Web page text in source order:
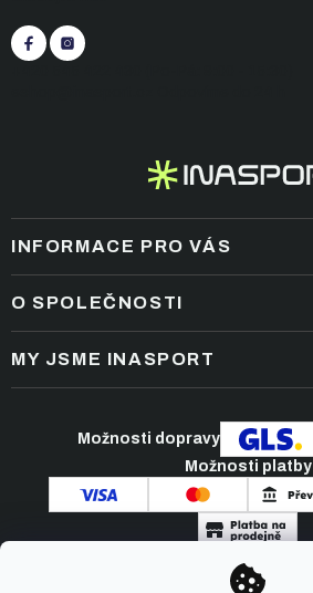
a
INFORMACE PRO VÁS
DOPRAVA A PLATBA
OBCHODNÍ PODMÍNKY
REKLAMACE A VRÁCENÍ ZBOŽÍ
PODMÍNKY AKCÍ
O SPOLEČNOSTI
KARIÉRA
NEJČASTĚJŠÍ OTÁZKY
MY JSME INASPORT
ČLÁNKY A NOVINKY
KONTAKT
Možnosti dopravy
Možnosti platby